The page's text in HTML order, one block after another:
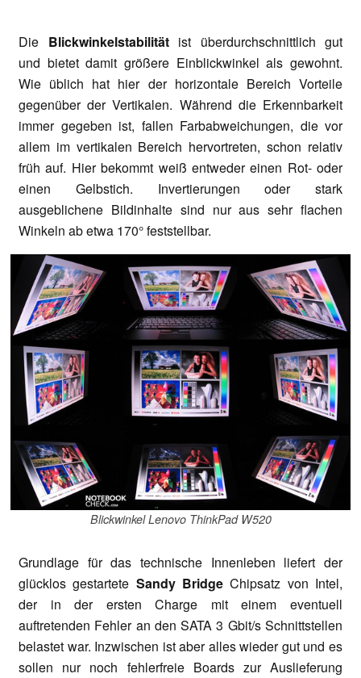
Die Blickwinkelstabilitätist überdurchschnittlich gut
und bietet damit größere Einblickwinkel als gewohnt.
Wie üblich hat hier der horizontale Bereich Vorteile
gegenüber der Vertikalen. Während die Erkennbarkeit
immer gegeben ist, fallen Farbabweichungen, die vor
allem im vertikalen Bereich hervortreten, schon relativ
früh auf. Hier bekommt weiß entweder einen Rot- oder
einen Gelbstich. Invertierungen oder stark
ausgeblichene Bildinhalte sind nur aus sehr flachen
Winkeln ab etwa 170° feststellbar.
Blickwinkel Lenovo ThinkPad W520
Grundlage für das technische Innenleben liefert der
glücklos gestartete Sandy Bridge Chipsatz von Intel,
der in der ersten Charge mit einem eventuell
auftretenden Fehler an den SATA 3 Gbit/s Schnittstellen
belastet war. Inzwischen ist aber alles wieder gut und es
sollen nur noch fehlerfreie Boards zur Auslieferung